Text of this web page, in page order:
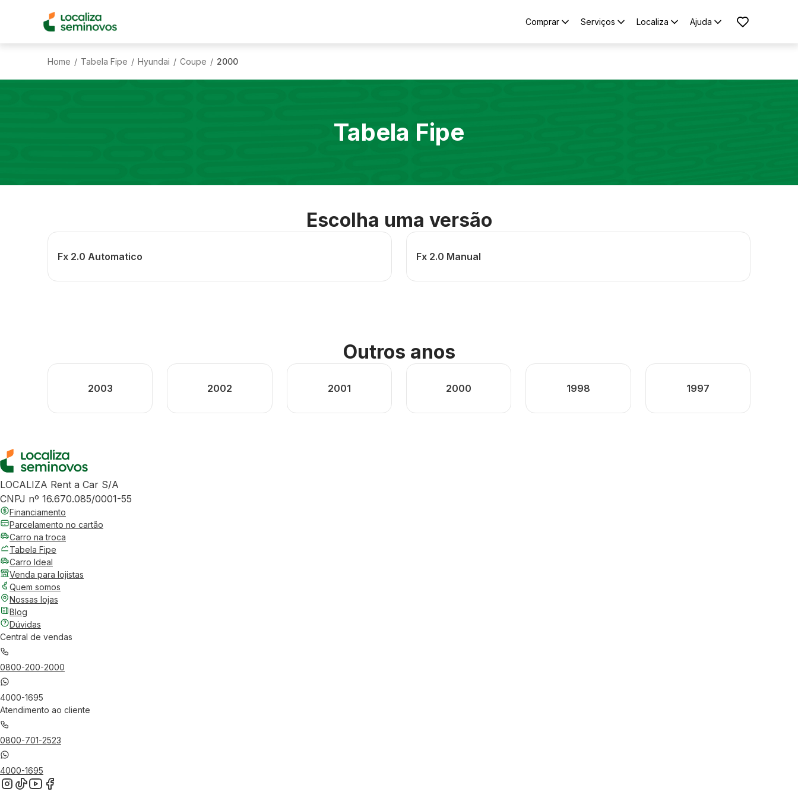
Comprar Serviços Localiza Ajuda
Home / Tabela Fipe / Hyundai / Coupe / 2000
Tabela Fipe
Escolha uma versão
Fx 2.0 Automatico Fx 2.0 Manual
Outros anos
2003 2002 2001 2000 1998 1997
LOCALIZA Rent a Car S/A
CNPJ nº 16.670.085/0001-55
Financiamento
Parcelamento no cartão
Carro na troca
Tabela Fipe
Carro Ideal
Venda para lojistas
Quem somos
Nossas lojas
Blog
Dúvidas
Central de vendas
0800-200-2000
4000-1695
Atendimento ao cliente
0800-701-2523
4000-1695